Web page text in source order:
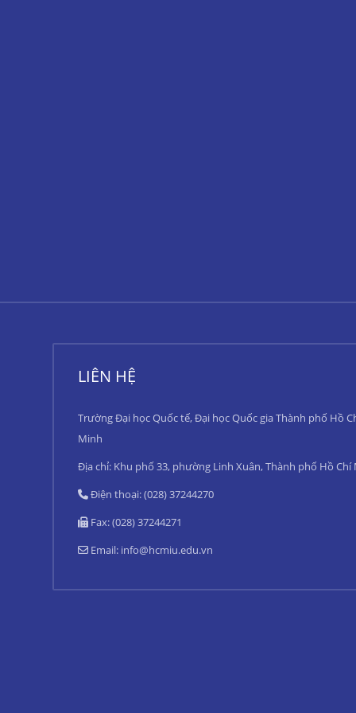
LIÊN HỆ
Trường Đại học Quốc tế, Đại học Quốc gia Thành phố Hồ
Minh
Địa chỉ: Khu phố 33, phường Linh Xuân, Thành phố Hồ Chí
Điện thoại: (028) 37244270
Fax: (028) 37244271
Email: info@hcmiu.edu.vn